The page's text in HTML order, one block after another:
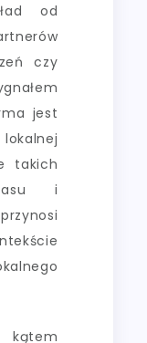
od
czy
jest
takich
i